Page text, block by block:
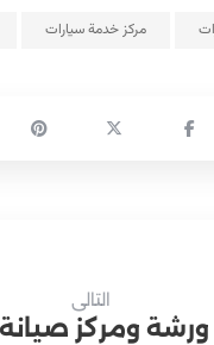
مركز خدمة سيارات
التالى
ومركز صيانة